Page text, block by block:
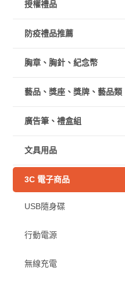
授權禮品
防疫禮品推薦
胸章、胸針、紀念幣
藝品、獎座、獎牌、藝品類
廣告筆、禮盒組
文具用品
3C 電子商品
USB隨身碟
行動電源
無線充電